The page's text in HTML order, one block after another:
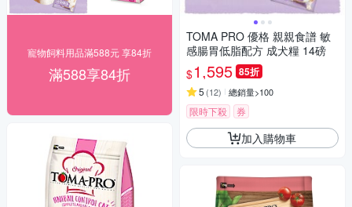
寵物飼料用品滿588元 享84折
滿588享84折
TOMA PRO 優格 親親食譜 敏
感腸胃低脂配方 成犬糧 14磅
$1,595 85折
5 (12) 總銷量>100
限時下殺 券
加入購物車